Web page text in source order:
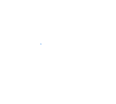
Hemen başla